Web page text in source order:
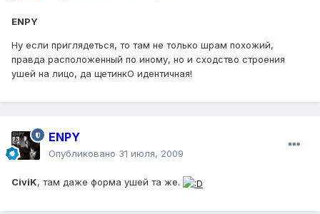
ENPY
Ну если приглядеться, то там не только шрам похожий,
правда расположенный по иному, но и сходство строения
ушей на лицо, да щетинкО идентичная!
ENPY
Опубликовано 31 июля, 2009
CiviK, там даже форма ушей та же.